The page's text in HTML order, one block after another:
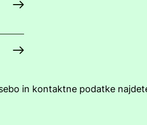
in kontaktne podatke